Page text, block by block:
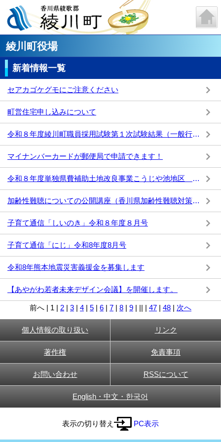
綾川町役場
新着情報一覧
セアカゴケグモにご注意ください
町営住宅申し込みについて
令和８年度綾川町職員採用試験第１次試験結果（一般行政・保育教諭・保健師・建築）について
マイナンバーカードが郵便局で申請できます！
令和８年度単独県費補助土地改良事業こうじや池地区 事業計画決定の縦覧について
加齢性難聴についての公開講座（香川県加齢性難聴対策推進事業）
子育て通信「しいのき」令和８年度８月号
子育て通信「にじ」令和8年度8月号
令和8年熊本地震災害義援金を募集します
【あやがわ若者未来デザイン会議】を開催します。
前へ | 1 | 2 | 3 | 4 | 5 | 6 | 7 | 8 | 9 | || | 47 | 48 | 次へ
個人情報の取り扱い リンク
著作権 免責事項
お問い合わせ RSSについて
English・中文・한국어
表示の切り替え PC表示